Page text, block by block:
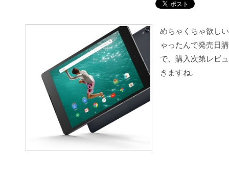
めちゃくちゃ欲し
ゃったんで発売日
で、購入次第レビ
きますね。